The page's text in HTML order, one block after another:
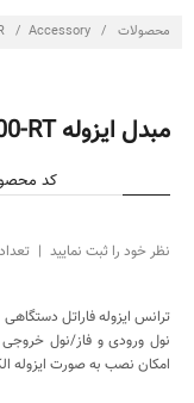
فروشگاه
محصولات /
Accessory
/
مبدل ایزوله ITR6000-RT
کد محصول:
نظر خود را ثبت نمایید |
ترانس ایزوله فاراتل
نول ورودی و فاز/نول
امکان نصب به‌ صورت ایزوله